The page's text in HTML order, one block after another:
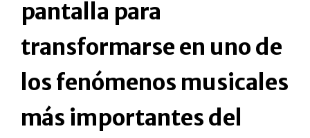
pantalla para
transformarse en uno de
los fenómenos musicales
más importantes del